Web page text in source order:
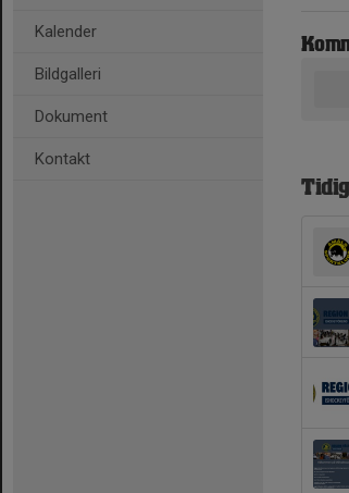
Kalender
Bildgalleri
Dokument
Kontakt